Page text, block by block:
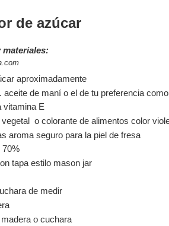
de azúcar
materiales:
aproximadamente
aceite de maní o el de tu preferencia
vitamina E
vegetal o colorante de alimentos color
aroma seguro para la piel de fresa
70%
tapa estilo mason jar
de medir
madera o cuchara